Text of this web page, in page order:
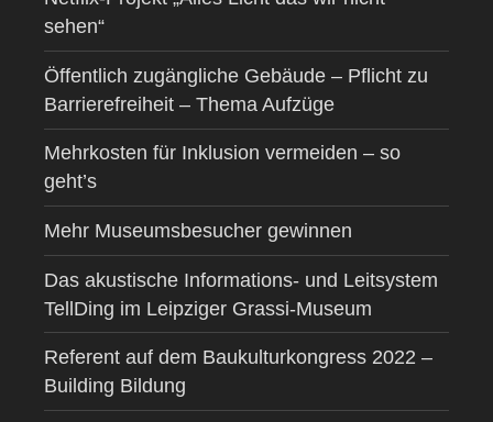
sehen“
Öffentlich zugängliche Gebäude – Pflicht zu
Barrierefreiheit – Thema Aufzüge
Mehrkosten für Inklusion vermeiden – so
geht’s
Mehr Museumsbesucher gewinnen
Das akustische Informations- und Leitsystem
TellDing im Leipziger Grassi-Museum
Referent auf dem Baukulturkongress 2022 –
Building Bildung